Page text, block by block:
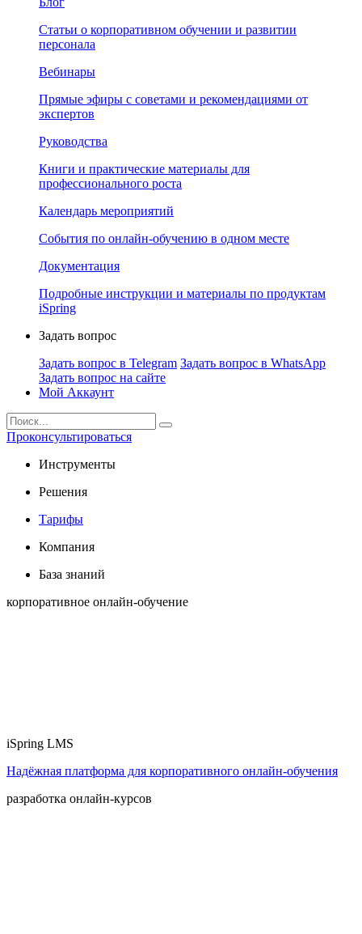
Статьи о корпоративном обучении и развитии
персонала
Вебинары
Прямые эфиры с советами и рекомендациями от
экспертов
Руководства
Книги и практические материалы для
профессионального роста
Календарь мероприятий
События по онлайн-обучению в одном месте
Документация
Подробные инструкции и материалы по продуктам
iSpring
Задать вопрос
Задать вопрос в Telegram Задать вопрос в WhatsApp
Задать вопрос на сайте
Мой Аккаунт
Проконсультироваться
Инструменты
Решения
Тарифы
Компания
База знаний
корпоративное онлайн-обучение
iSpring LMS
Надёжная платформа для корпоративного онлайн‑обучения
разработка онлайн-курсов